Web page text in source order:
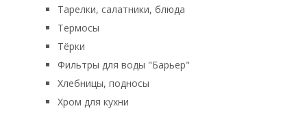
Тарелки, салатники, блюда
Термосы
Тёрки
Фильтры для воды "Барьер"
Хлебницы, подносы
Хром для кухни